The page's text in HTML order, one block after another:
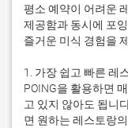
평소 예약이 어려운
제공함과 동시에 포
즐거운 미식 경험을
1. 가장 쉽고 빠른 레
POING을 활용하면
고 있지 않아도 됩니
면 원하는 레스토랑